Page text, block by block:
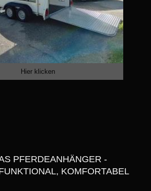
Hier klicken
PFERDEANHÄNGER -
KOMFORTABEL